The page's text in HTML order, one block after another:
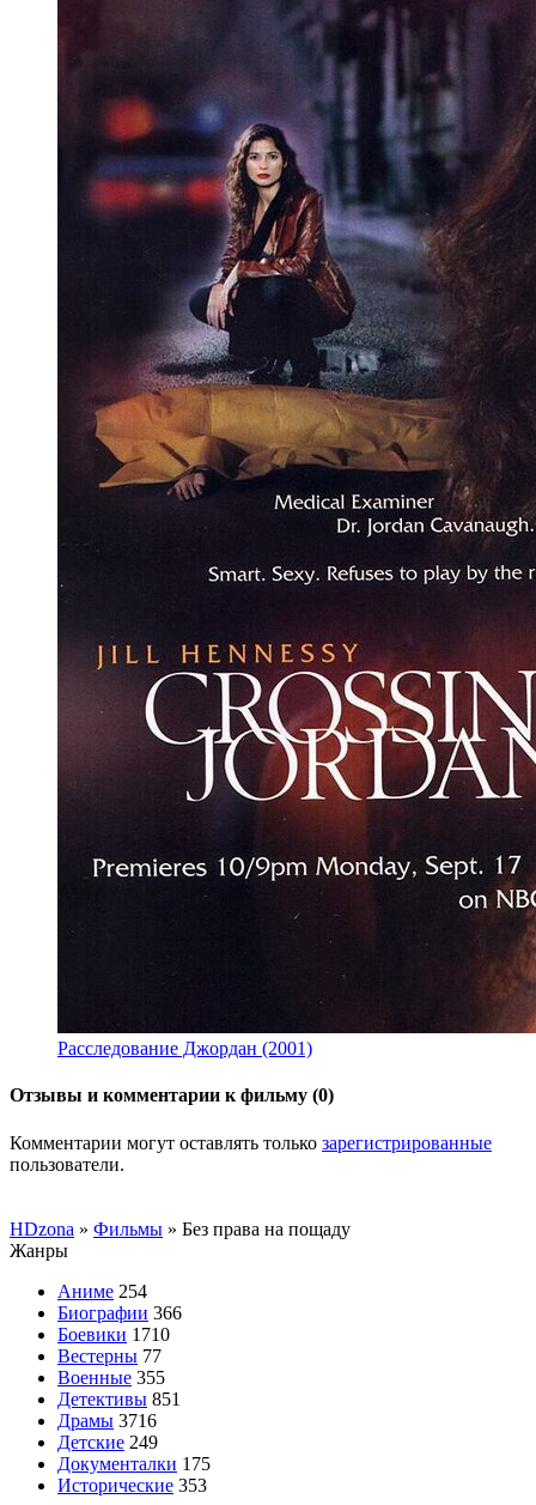
Расследование Джордан (2001)
Отзывы и комментарии к фильму (0)
Комментарии могут оставлять только зарегистрированные
пользователи.
HDzona » Фильмы » Без права на пощаду
Жанры
Аниме 254
Биографии 366
Боевики 1710
Вестерны 77
Военные 355
Детективы 851
Драмы 3716
Детские 249
Документалки 175
Исторические 353